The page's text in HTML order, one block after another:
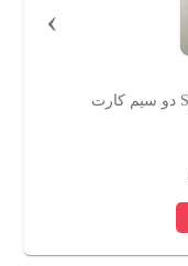
گوشی موبایل تکنو موبایل مدل Spark Go 2 دو سیم کارت
›